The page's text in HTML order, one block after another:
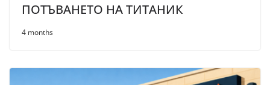
ПОТЪВАНЕТО НА ТИТАНИК
4 months